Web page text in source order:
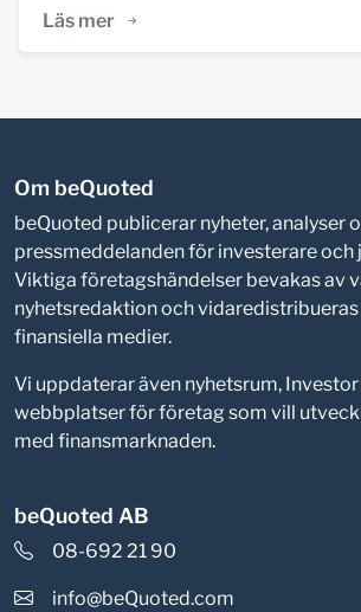
Läs mer
Om beQuoted
beQuoted publicerar nyheter, analyser
pressmeddelanden för investerare och
Viktiga företagshändelser bevakas av
nyhetsredaktion och vidaredistribueras
finansiella medier.
Vi uppdaterar även nyhetsrum,
webbplatser för företag som vill
med finansmarknaden.
beQuoted AB
08-692 21 90
info@beQuoted.com